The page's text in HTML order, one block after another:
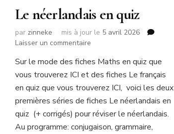
Le néerlandais en quiz
par zinneke mis à jour le 5 avril 2026
Laisser un commentairesur
néerlandais
en
quiz
Sur le mode des fiches Maths en quiz que
vous trouverez ICI et des fiches Le français
en quiz que vous trouverez ICI, voici les deux
premières séries de fiches Le néerlandais en
quiz (+ corrigés) pour réviser le néerlandais.
Au programme: conjugaison, grammaire,